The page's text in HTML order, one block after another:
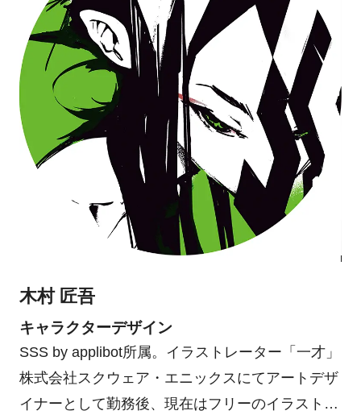
木村 匠吾
キャラクターデザイン
SSS by applibot所属。イラストレーター「一才」
株式会社スクウェア・エニックスにてアートデザ
イナーとして勤務後、現在はフリーのイラストレ